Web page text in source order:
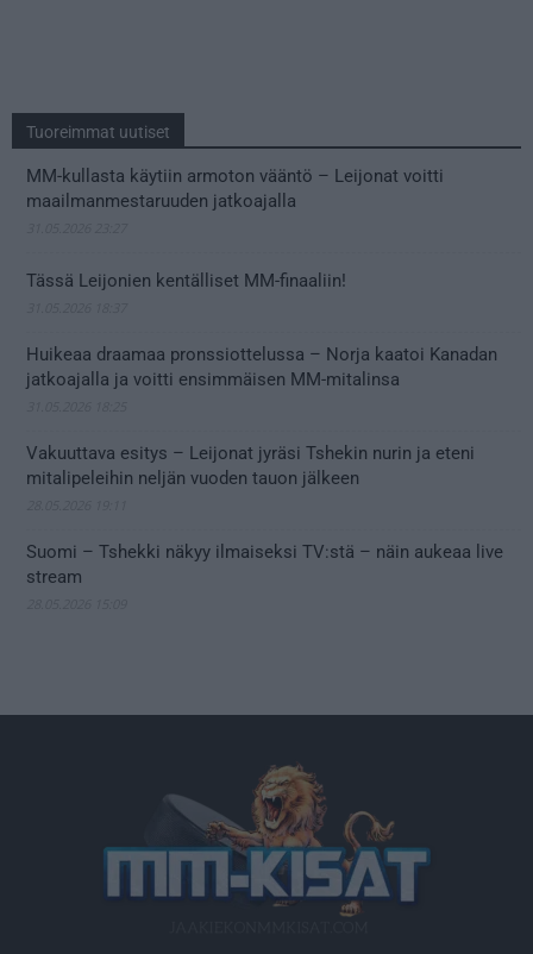
Tuoreimmat uutiset
MM-kullasta käytiin armoton vääntö – Leijonat voitti
maailmanmestaruuden jatkoajalla
Tässä Leijonien kentälliset MM-finaaliin!
Huikeaa draamaa pronssiottelussa – Norja kaatoi Kanadan
jatkoajalla ja voitti ensimmäisen MM-mitalinsa
Vakuuttava esitys – Leijonat jyräsi Tshekin nurin ja eteni
mitalipeleihin neljän vuoden tauon jälkeen
Suomi – Tshekki näkyy ilmaiseksi TV:stä – näin aukeaa live
stream